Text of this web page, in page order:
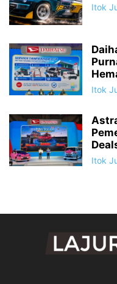
Itok
Itok
Itok